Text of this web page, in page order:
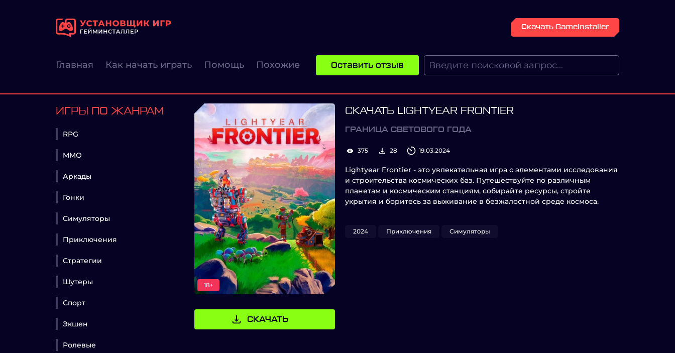
Скачать GameInstaller
Главная Как начать играть Помощь Похожие Оставить отзыв
ИГРЫ ПО ЖАНРАМ
RPG
MMO
Аркады
Гонки
Симуляторы
Приключения
Стратегии
Шутеры
Спорт
Экшен
Ролевые
18+
СКАЧАТЬ
СКАЧАТЬ LIGHTYEAR FRONTIER
ГРАНИЦА СВЕТОВОГО ГОДА
375 28 19.03.2024
Lightyear Frontier - это увлекательная игра с элементами исследования
и строительства космических баз. Путешествуйте по различным
планетам и космическим станциям, собирайте ресурсы, стройте
укрытия и боритесь за выживание в безжалостной среде космоса.
2024 Приключения Симуляторы